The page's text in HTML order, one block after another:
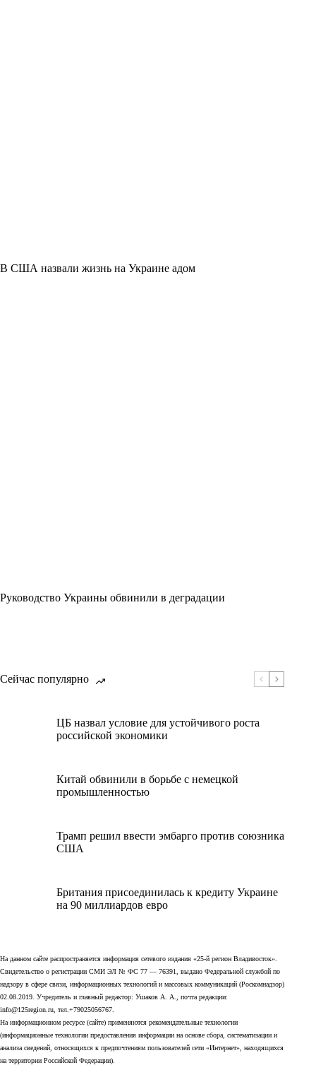
В США назвали жизнь на Украине адом
Руководство Украины обвинили в деградации
Сейчас популярно
ЦБ назвал условие для устойчивого роста
российской экономики
Китай обвинили в борьбе с немецкой
промышленностью
Трамп решил ввести эмбарго против союзника
США
Британия присоединилась к кредиту Украине
на 90 миллиардов евро
На данном сайте распространяется информация сетевого издания «25-й регион Владивосток».
Свидетельство о регистрации СМИ ЭЛ № ФС 77 — 76391, выдано Федеральной службой по
надзору в сфере связи, информационных технологий и массовых коммуникаций (Роскомнадзор)
02.08.2019. Учредитель и главный редактор: Ушаков А. А., почта редакции:
info@125region.ru, тел.+79025056767.
На информационном ресурсе (сайте) применяются рекомендательные технологии
(информационные технологии предоставления информации на основе сбора, систематизации и
анализа сведений, относящихся к предпочтениям пользователей сети «Интернет», находящихся
на территории Российской Федерации).